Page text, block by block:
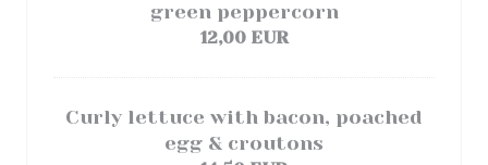
green peppercorn
12,00 EUR
Curly lettuce with bacon, poached
egg & croutons